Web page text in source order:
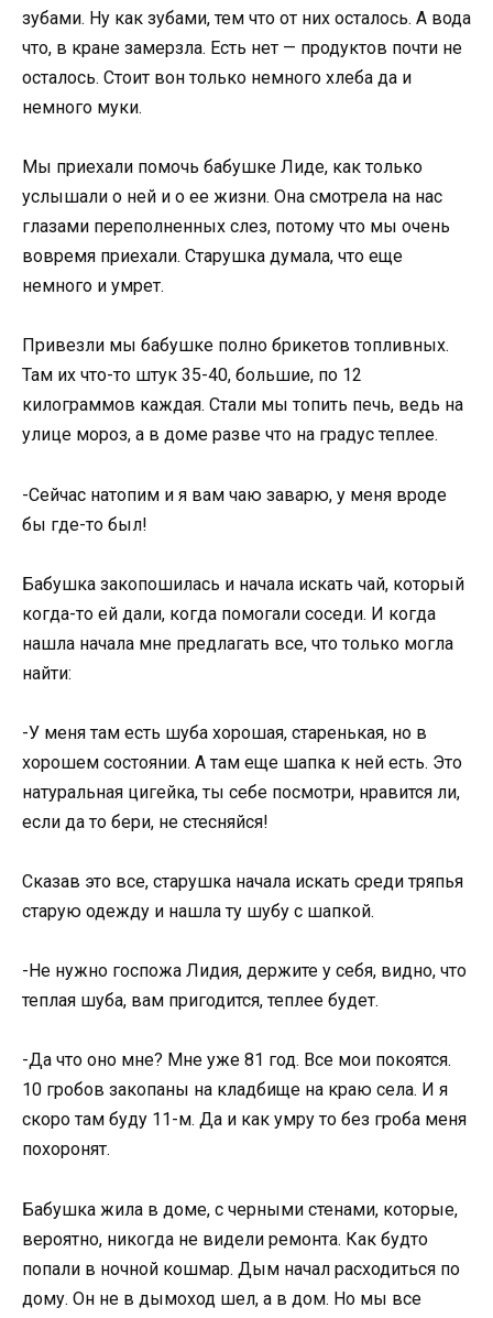
зубами. Ну как зубами, тем что от них осталось. А вода
что, в кране замерзла. Есть нет — продуктов почти не
осталось. Стоит вон только немного хлеба да и
немного муки.
Мы приехали помочь бабушке Лиде, как только
услышали о ней и о ее жизни. Она смотрела на нас
глазами переполненных слез, потому что мы очень
вовремя приехали. Старушка думала, что еще
немного и умрет.
Привезли мы бабушке полно брикетов топливных.
Там их что-то штук 35-40, большие, по 12
килограммов каждая. Стали мы топить печь, ведь на
улице мороз, а в доме разве что на градус теплее.
-Сейчас натопим и я вам чаю заварю, у меня вроде
бы где-то был!
Бабушка закопошилась и начала искать чай, который
когда-то ей дали, когда помогали соседи. И когда
нашла начала мне предлагать все, что только могла
найти:
-У меня там есть шуба хорошая, старенькая, но в
хорошем состоянии. А там еще шапка к ней есть. Это
натуральная цигейка, ты себе посмотри, нравится ли,
если да то бери, не стесняйся!
Сказав это все, старушка начала искать среди тряпья
старую одежду и нашла ту шубу с шапкой.
-Не нужно госпожа Лидия, держите у себя, видно, что
теплая шуба, вам пригодится, теплее будет.
-Да что оно мне? Мне уже 81 год. Все мои покоятся.
10 гробов закопаны на кладбище на краю села. И я
скоро там буду 11-м. Да и как умру то без гроба меня
похоронят.
Бабушка жила в доме, с черными стенами, которые,
вероятно, никогда не видели ремонта. Как будто
попали в ночной кошмар. Дым начал расходиться по
дому. Он не в дымоход шел, а в дом. Но мы все